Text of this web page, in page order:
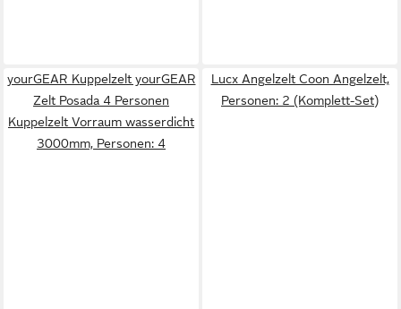
yourGEAR Kuppelzelt yourGEAR
Zelt Posada 4 Personen
Kuppelzelt Vorraum wasserdicht
3000mm, Personen: 4
Lucx Angelzelt Coon Angelzelt,
Personen: 2 (Komplett-Set)